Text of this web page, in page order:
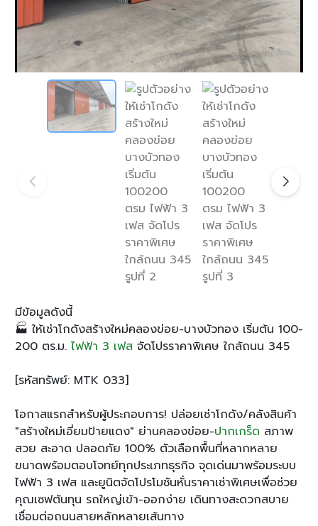
มีข้อมูลดังนี้
🏭 ให้เช่าโกดังสร้างใหม่คลองข่อย-บางบัวทอง เริ่มต้น 100-
200 ตร.ม. ไฟฟ้า 3 เฟสจัดโปรราคาพิเศษ ใกล้ถนน 345
[รหัสทรัพย์: MTK 033]
โอกาสแรกสำหรับผู้ประกอบการ! ปล่อยเช่าโกดัง/คลังสินค้า
"สร้างใหม่เอี่ยมป้ายแดง" ย่านคลองข่อย-ปากเกร็ด สภาพ
สวย สะอาด ปลอดภัย 100% ตัวเลือกพื้นที่หลากหลาย
ขนาดพร้อมตอบโจทย์ทุกประเภทธุรกิจ จุดเด่นมาพร้อมระบบ
ไฟฟ้า 3 เฟส และยูนิตจัดโปรโมชันหั่นราคาเช่าพิเศษเพื่อช่วย
คุณเซฟต้นทุน รถใหญ่เข้า-ออกง่าย เดินทางสะดวกสบาย
เชื่อมต่อถนนสายหลักหลายเส้นทาง